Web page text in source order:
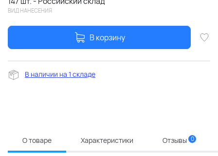
ВИД НАНЕСЕНИЯ
В корзину
В наличии на 1 складе
О товаре Характеристики Отзывы 0